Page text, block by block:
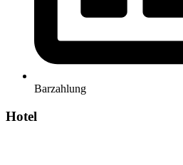
Barzahlung
Hotel